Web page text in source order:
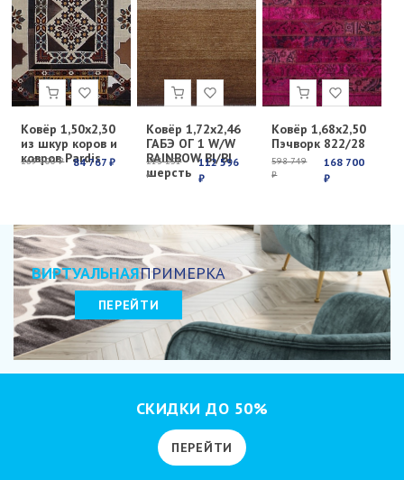
Ковёр 1,50х2,30
из шкур коров и
ковров Pardis
269 100 ₽ 84 767 ₽
Ковёр 1,72х2,46
ГАБЭ ОГ 1 W/W
RAINBOW BI/BI
шерсть
213 251
₽
112 596
₽
Ковёр 1,68х2,50
Пэчворк 822/28
598 749
₽
168 700
₽
ВИРТУАЛЬНАЯПРИМЕРКА
ПЕРЕЙТИ
СКИДКИ ДО 50%
ПЕРЕЙТИ